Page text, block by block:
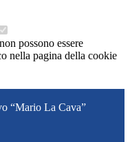
possono essere
nella pagina della cookie
“Mario La Cava”